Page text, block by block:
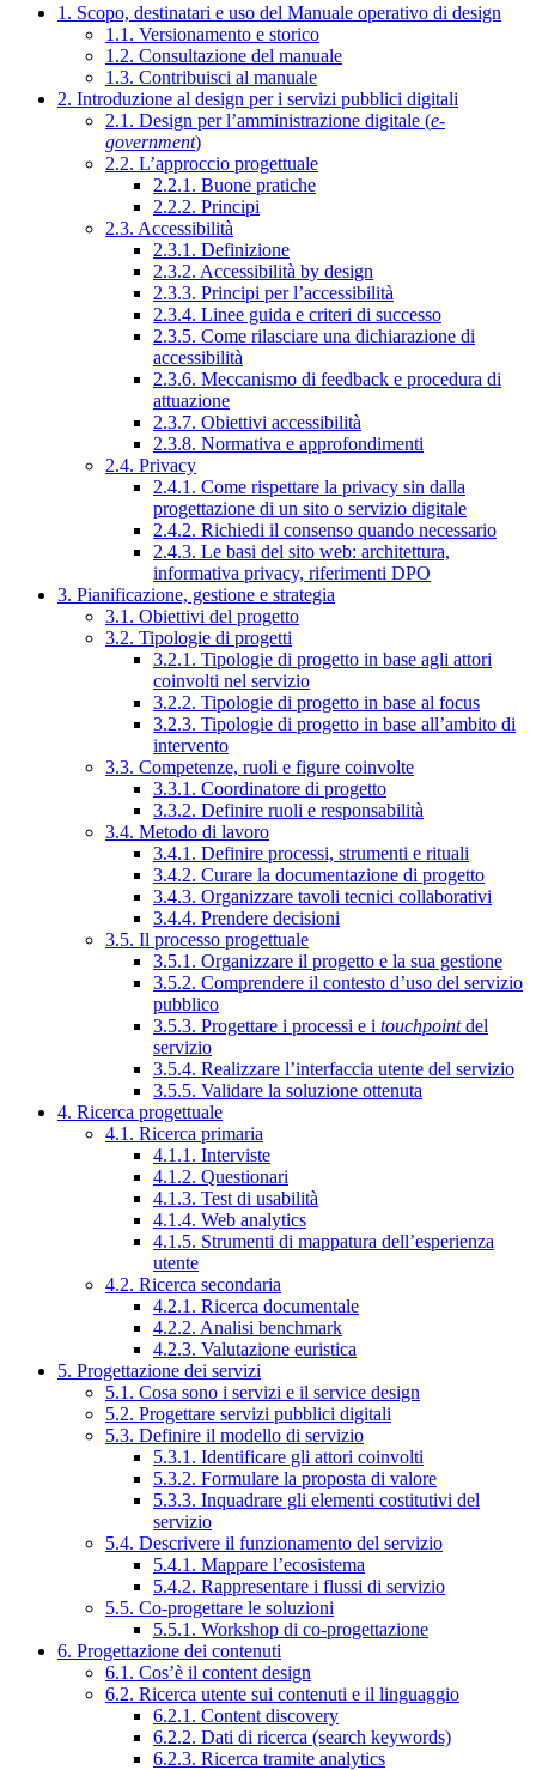
1. Scopo, destinatari e uso del Manuale operativo di design
1.1. Versionamento e storico
1.2. Consultazione del manuale
1.3. Contribuisci al manuale
2. Introduzione al design per i servizi pubblici digitali
2.1. Design per l’amministrazione digitale (e-
government)
2.2. L’approccio progettuale
2.2.1. Buone pratiche
2.2.2. Principi
2.3. Accessibilità
2.3.1. Definizione
2.3.2. Accessibilità by design
2.3.3. Principi per l’accessibilità
2.3.4. Linee guida e criteri di successo
2.3.5. Come rilasciare una dichiarazione di
accessibilità
2.3.6. Meccanismo di feedback e procedura di
attuazione
2.3.7. Obiettivi accessibilità
2.3.8. Normativa e approfondimenti
2.4. Privacy
2.4.1. Come rispettare la privacy sin dalla
progettazione di un sito o servizio digitale
2.4.2. Richiedi il consenso quando necessario
2.4.3. Le basi del sito web: architettura,
informativa privacy, riferimenti DPO
3. Pianificazione, gestione e strategia
3.1. Obiettivi del progetto
3.2. Tipologie di progetti
3.2.1. Tipologie di progetto in base agli attori
coinvolti nel servizio
3.2.2. Tipologie di progetto in base al focus
3.2.3. Tipologie di progetto in base all’ambito di
intervento
3.3. Competenze, ruoli e figure coinvolte
3.3.1. Coordinatore di progetto
3.3.2. Definire ruoli e responsabilità
3.4. Metodo di lavoro
3.4.1. Definire processi, strumenti e rituali
3.4.2. Curare la documentazione di progetto
3.4.3. Organizzare tavoli tecnici collaborativi
3.4.4. Prendere decisioni
3.5. Il processo progettuale
3.5.1. Organizzare il progetto e la sua gestione
3.5.2. Comprendere il contesto d’uso del servizio
pubblico
3.5.3. Progettare i processi e i touchpointdel
servizio
3.5.4. Realizzare l’interfaccia utente del servizio
3.5.5. Validare la soluzione ottenuta
4. Ricerca progettuale
4.1. Ricerca primaria
4.1.1. Interviste
4.1.2. Questionari
4.1.3. Test di usabilità
4.1.4. Web analytics
4.1.5. Strumenti di mappatura dell’esperienza
utente
4.2. Ricerca secondaria
4.2.1. Ricerca documentale
4.2.2. Analisi benchmark
4.2.3. Valutazione euristica
5. Progettazione dei servizi
5.1. Cosa sono i servizi e il service design
5.2. Progettare servizi pubblici digitali
5.3. Definire il modello di servizio
5.3.1. Identificare gli attori coinvolti
5.3.2. Formulare la proposta di valore
5.3.3. Inquadrare gli elementi costitutivi del
servizio
5.4. Descrivere il funzionamento del servizio
5.4.1. Mappare l’ecosistema
5.4.2. Rappresentare i flussi di servizio
5.5. Co-progettare le soluzioni
5.5.1. Workshop di co-progettazione
6. Progettazione dei contenuti
6.1. Cos’è il content design
6.2. Ricerca utente sui contenuti e il linguaggio
6.2.1. Content discovery
6.2.2. Dati di ricerca (search keywords)
6.2.3. Ricerca tramite analytics